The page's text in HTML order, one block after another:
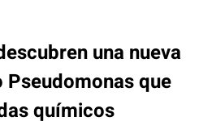
una nueva
que
químicos